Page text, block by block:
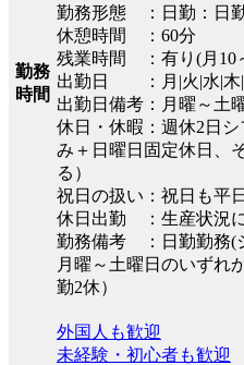
勤務
時間
勤務形態 ：日勤：日
休憩時間 ：60分
残業時間 ：有り(月10
出勤日 ：月|火|水|木|
出勤日備考：月曜～土
休日・休暇：週休2日
み＋日曜日固定休日、
る）
祝日の扱い：祝日も平
休日出勤 ：生産状況
勤務備考 ：日勤勤務(
月曜～土曜日のいずれ
勤2休）
外国人も歓迎
未経験・初心者も歓迎